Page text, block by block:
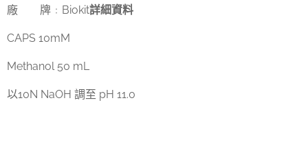
廠 牌
： Biokit詳細資料
CAPS 10mM
Methanol 50 mL
以10N NaOH 調至 pH 11.0